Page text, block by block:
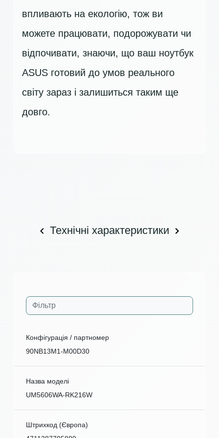
впливають на екологію, тож ви
можете працювати, подорожувати чи
відпочивати, знаючи, що ваш ноутбук
ASUS готовий до умов реального
світу зараз і залишиться таким ще
довго.
Технічні характеристики
Конфігурація / партномер
90NB13M1-M00D30
Назва моделі
UM5606WA-RK216W
Штрихкод (Європа)